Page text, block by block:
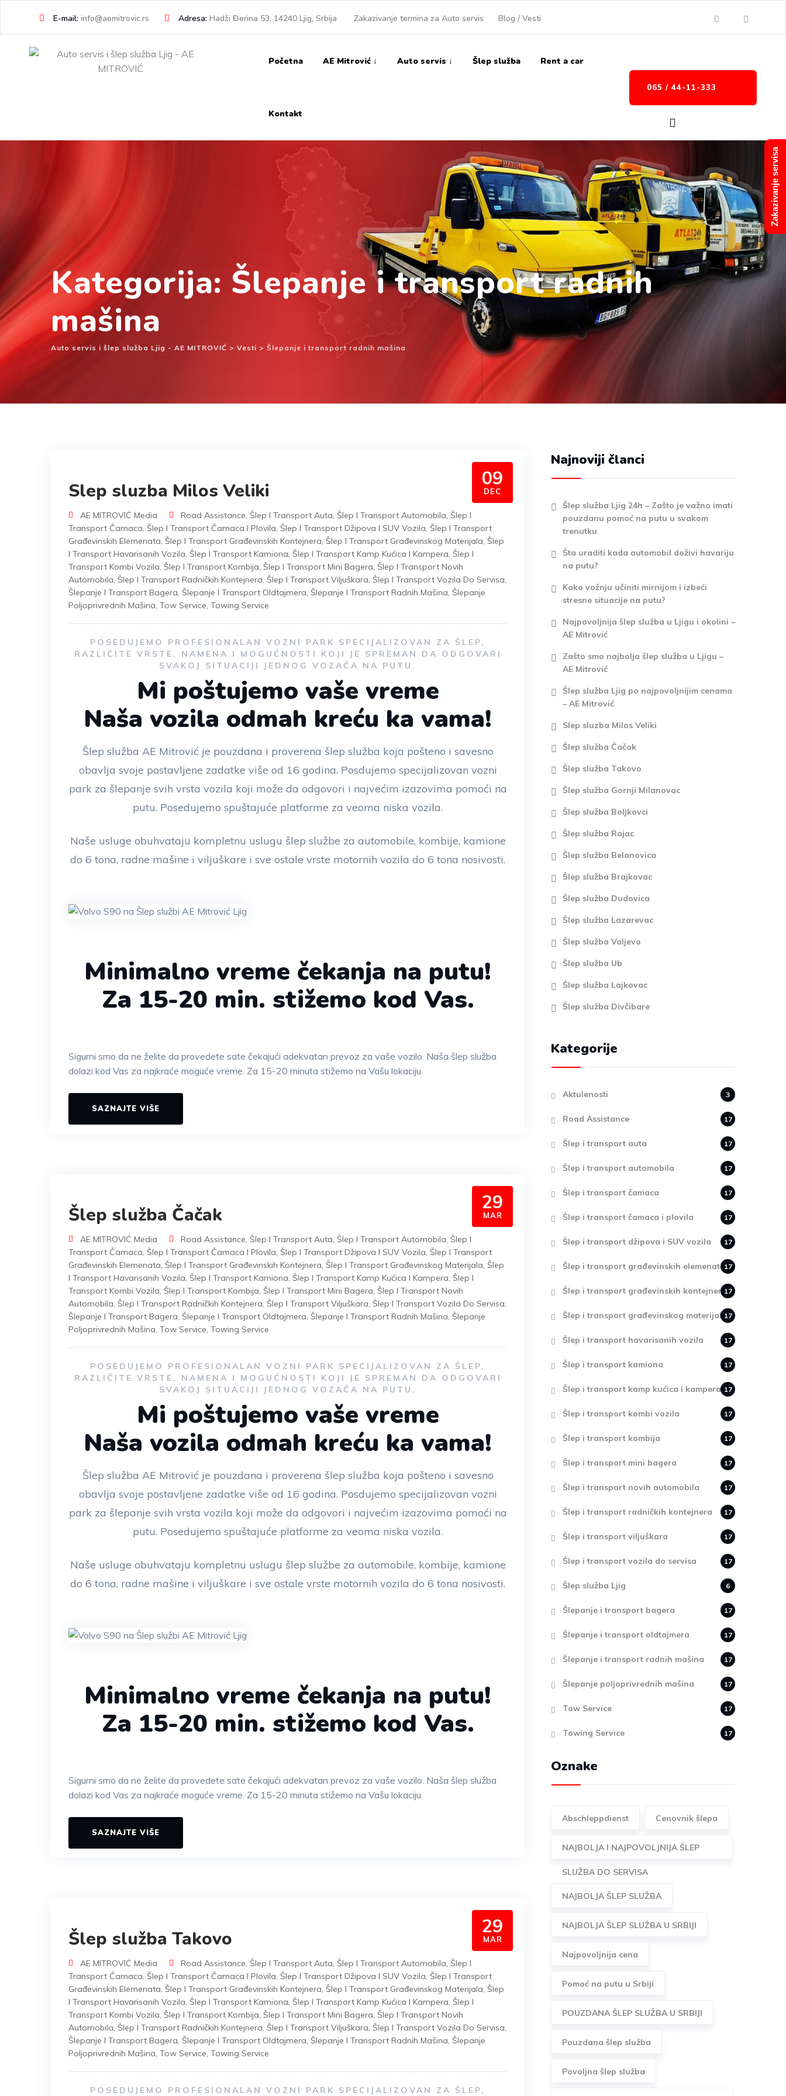
content
E-mail: info@aemitrovic.rs Adresa: Hadži Đerina 53, 14240 Ljig, Srbija Zakazivanje termina za Auto servis Blog / Vesti
Početna AE Mitrović ↓ Auto servis ↓ Šlep služba Rent a car
Kontakt
065 / 44-11-333
Kategorija: Šlepanje i transport radnih
mašina
Auto servis i šlep služba Ljig - AE MITROVIĆ > Vesti > Šlepanje i transport radnih mašina
09
DEC
Slep sluzba Milos Veliki
AE MITROVIĆ Media Road Assistance, Šlep I Transport Auta, Šlep I Transport Automobila, Šlep I
Transport Čamaca, Šlep I Transport Čamaca I Plovila, Šlep I Transport Džipova I SUV Vozila, Šlep I Transport
Građevinskih Elemenata, Šlep I Transport Građevinskih Kontejnera, Šlep I Transport Građevinskog Materijala, Šlep
I Transport Havarisanih Vozila, Šlep I Transport Kamiona, Šlep I Transport Kamp Kućica I Kampera, Šlep I
Transport Kombi Vozila, Šlep I Transport Kombija, Šlep I Transport Mini Bagera, Šlep I Transport Novih
Automobila, Šlep I Transport Radničkih Kontejnera, Šlep I Transport Viljuškara, Šlep I Transport Vozila Do Servisa,
Šlepanje I Transport Bagera, Šlepanje I Transport Oldtajmera, Šlepanje I Transport Radnih Mašina, Šlepanje
Poljoprivrednih Mašina, Tow Service, Towing Service
POSEDUJEMO PROFESIONALAN VOZNI PARK SPECIJALIZOVAN ZA ŠLEP,
RAZLIČITE VRSTE, NAMENA I MOGUĆNOSTI KOJI JE SPREMAN DA ODGOVARI
SVAKOJ SITUACIJI JEDNOG VOZAČA NA PUTU.
Mi poštujemo vaše vreme
Naša vozila odmah kreću ka vama!
Šlep služba AE Mitrović je pouzdana i proverena šlep služba koja pošteno i savesno
obavlja svoje postavljene zadatke više od 16 godina. Posdujemo specijalizovan vozni
park za šlepanje svih vrsta vozila koji može da odgovori i najvećim izazovima pomoći na
putu. Posedujemo spuštajuće platforme za veoma niska vozila.
Naše usluge obuhvataju kompletnu uslugu šlep službe za automobile, kombije, kamione
do 6 tona, radne mašine i viljuškare i sve ostale vrste motornih vozila do 6 tona nosivosti.
Minimalno vreme čekanja na putu!
Za 15-20 min. stižemo kod Vas.
Sigurni smo da ne želite da provedete sate čekajući adekvatan prevoz za vaše vozilo. Naša šlep služba
dolazi kod Vas za najkraće moguće vreme. Za 15-20 minuta stižemo na Vašu lokaciju.
SAZNAJTE VIŠE
29
MAR
Šlep služba Čačak
AE MITROVIĆ Media Road Assistance, Šlep I Transport Auta, Šlep I Transport Automobila, Šlep I
Transport Čamaca, Šlep I Transport Čamaca I Plovila, Šlep I Transport Džipova I SUV Vozila, Šlep I Transport
Građevinskih Elemenata, Šlep I Transport Građevinskih Kontejnera, Šlep I Transport Građevinskog Materijala, Šlep
I Transport Havarisanih Vozila, Šlep I Transport Kamiona, Šlep I Transport Kamp Kućica I Kampera, Šlep I
Transport Kombi Vozila, Šlep I Transport Kombija, Šlep I Transport Mini Bagera, Šlep I Transport Novih
Automobila, Šlep I Transport Radničkih Kontejnera, Šlep I Transport Viljuškara, Šlep I Transport Vozila Do Servisa,
Šlepanje I Transport Bagera, Šlepanje I Transport Oldtajmera, Šlepanje I Transport Radnih Mašina, Šlepanje
Poljoprivrednih Mašina, Tow Service, Towing Service
POSEDUJEMO PROFESIONALAN VOZNI PARK SPECIJALIZOVAN ZA ŠLEP,
RAZLIČITE VRSTE, NAMENA I MOGUĆNOSTI KOJI JE SPREMAN DA ODGOVARI
SVAKOJ SITUACIJI JEDNOG VOZAČA NA PUTU.
Mi poštujemo vaše vreme
Naša vozila odmah kreću ka vama!
Šlep služba AE Mitrović je pouzdana i proverena šlep služba koja pošteno i savesno
obavlja svoje postavljene zadatke više od 16 godina. Posdujemo specijalizovan vozni
park za šlepanje svih vrsta vozila koji može da odgovori i najvećim izazovima pomoći na
putu. Posedujemo spuštajuće platforme za veoma niska vozila.
Naše usluge obuhvataju kompletnu uslugu šlep službe za automobile, kombije, kamione
do 6 tona, radne mašine i viljuškare i sve ostale vrste motornih vozila do 6 tona nosivosti.
Minimalno vreme čekanja na putu!
Za 15-20 min. stižemo kod Vas.
Sigurni smo da ne želite da provedete sate čekajući adekvatan prevoz za vaše vozilo. Naša šlep služba
dolazi kod Vas za najkraće moguće vreme. Za 15-20 minuta stižemo na Vašu lokaciju.
SAZNAJTE VIŠE
29
MAR
Šlep služba Takovo
AE MITROVIĆ Media Road Assistance, Šlep I Transport Auta, Šlep I Transport Automobila, Šlep I
Transport Čamaca, Šlep I Transport Čamaca I Plovila, Šlep I Transport Džipova I SUV Vozila, Šlep I Transport
Građevinskih Elemenata, Šlep I Transport Građevinskih Kontejnera, Šlep I Transport Građevinskog Materijala, Šlep
I Transport Havarisanih Vozila, Šlep I Transport Kamiona, Šlep I Transport Kamp Kućica I Kampera, Šlep I
Transport Kombi Vozila, Šlep I Transport Kombija, Šlep I Transport Mini Bagera, Šlep I Transport Novih
Automobila, Šlep I Transport Radničkih Kontejnera, Šlep I Transport Viljuškara, Šlep I Transport Vozila Do Servisa,
Šlepanje I Transport Bagera, Šlepanje I Transport Oldtajmera, Šlepanje I Transport Radnih Mašina, Šlepanje
Poljoprivrednih Mašina, Tow Service, Towing Service
POSEDUJEMO PROFESIONALAN VOZNI PARK SPECIJALIZOVAN ZA ŠLEP,
Najnoviji članci
Šlep služba Ljig 24h – Zašto je važno imati
pouzdanu pomoć na putu u svakom
trenutku
Šta uraditi kada automobil doživi havariju
na putu?
Kako vožnju učiniti mirnijom i izbeći
stresne situacije na putu?
Najpovoljnija šlep služba u Ljigu i okolini –
AE Mitrović
Zašto smo najbolja šlep služba u Ljigu –
AE Mitrović
Šlep služba Ljig po najpovoljnijim cenama
– AE Mitrović
Slep sluzba Milos Veliki
Šlep služba Čačak
Šlep služba Takovo
Šlep služba Gornji Milanovac
Šlep služba Boljkovci
Šlep služba Rajac
Šlep služba Belanovica
Šlep služba Brajkovac
Šlep služba Dudovica
Šlep služba Lazarevac
Šlep služba Valjevo
Šlep služba Ub
Šlep služba Lajkovac
Šlep služba Divčibare
Kategorije
Aktulenosti 3
Road Assistance 17
Šlep i transport auta 17
Šlep i transport automobila 17
Šlep i transport čamaca 17
Šlep i transport čamaca i plovila 17
Šlep i transport džipova i SUV vozila 17
Šlep i transport građevinskih elemenata17
Šlep i transport građevinskih kontejnera17
Šlep i transport građevinskog materijala17
Šlep i transport havarisanih vozila 17
Šlep i transport kamiona 17
Šlep i transport kamp kućica i kampera 17
Šlep i transport kombi vozila 17
Šlep i transport kombija 17
Šlep i transport mini bagera 17
Šlep i transport novih automobila 17
Šlep i transport radničkih kontejnera 17
Šlep i transport viljuškara 17
Šlep i transport vozila do servisa 17
Šlep služba Ljig 6
Šlepanje i transport bagera 17
Šlepanje i transport oldtajmera 17
Šlepanje i transport radnih mašina 17
Šlepanje poljoprivrednih mašina 17
Tow Service 17
Towing Service 17
Oznake
Abschleppdienst Cenovnik šlepa
NAJBOLJA I NAJPOVOLJNIJA ŠLEP
SLUŽBA DO SERVISA
NAJBOLJA ŠLEP SLUŽBA
NAJBOLJA ŠLEP SLUŽBA U SRBIJI
Najpovoljnija cena
Pomoć na putu u Srbiji
POUZDANA ŠLEP SLUŽBA U SRBIJI
Pouzdana šlep služba
Povoljna šlep služba
Zakazivanje servisa